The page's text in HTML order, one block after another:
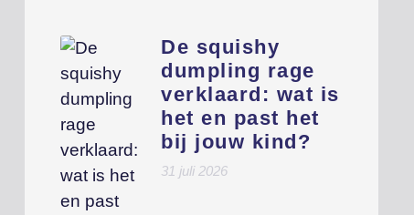
De squishy
dumpling rage
verklaard: wat is
het en past het
bij jouw kind?
31 juli 2026